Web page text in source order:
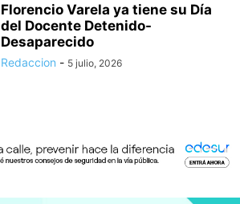
Florencio Varela ya tiene su Día
del Docente Detenido-
Desaparecido
Redaccion - 5 julio, 2026